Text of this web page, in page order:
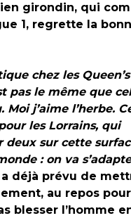
girondin, qui
1, regrette la
chez les
pas le même que
Moi j’aime l’herbe.
les Lorrains, qui
sur cette
: on va
déjà prévu de
au repos pour
blesser l’homme